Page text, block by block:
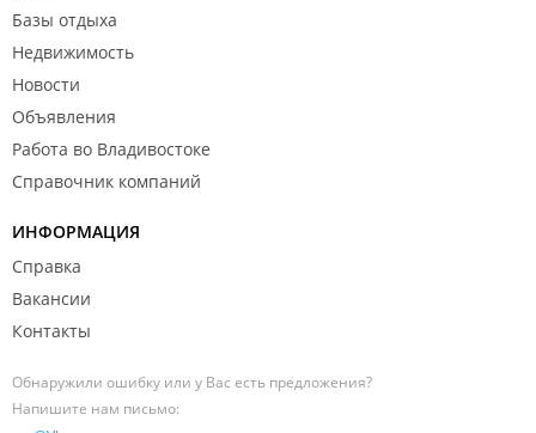
Базы отдыха
Недвижимость
Новости
Объявления
Работа во Владивостоке
Справочник компаний
ИНФОРМАЦИЯ
Справка
Вакансии
Контакты
Обнаружили ошибку или у Вас есть предложения?
Напишите нам письмо: